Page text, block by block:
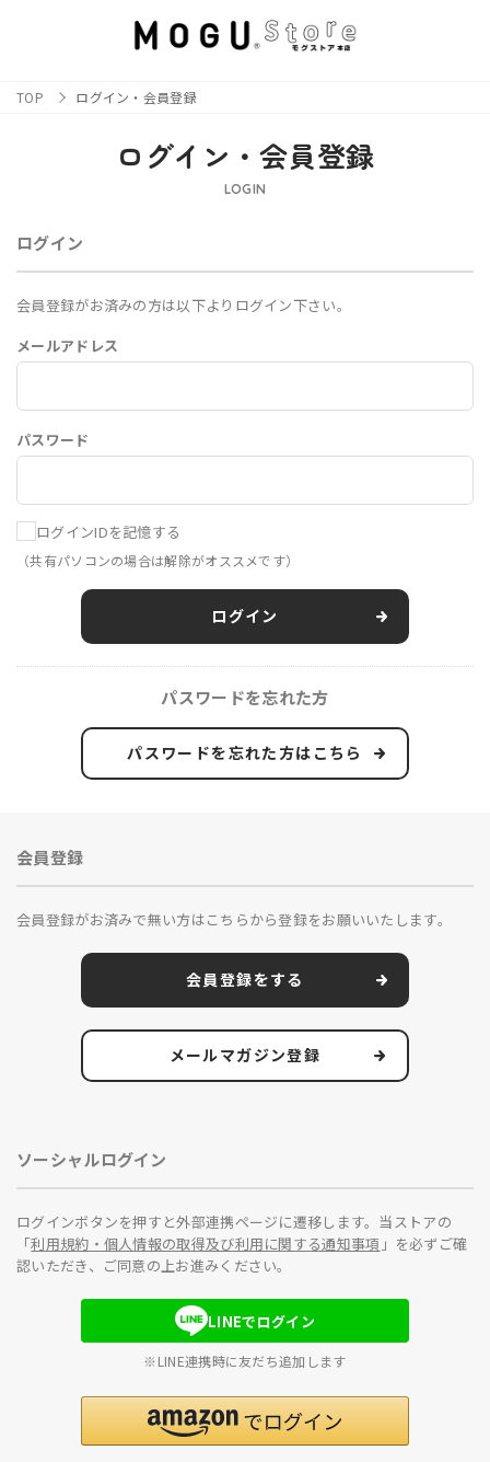
TOP ログイン・会員登録
ログイン・会員登録
LOGIN
ログイン
会員登録がお済みの方は以下よりログイン下さい。
メールアドレス
パスワード
ログインIDを記憶する
（共有パソコンの場合は解除がオススメです）
ログイン
パスワードを忘れた方
パスワードを忘れた方はこちら
会員登録
会員登録がお済みで無い方はこちらから登録をお願いいたします。
会員登録をする
メールマガジン登録
ソーシャルログイン
ログインボタンを押すと外部連携ページに遷移します。当ストアの
「利用規約・個人情報の取得及び利用に関する通知事項 」を必ずご確
認いただき、ご同意の上お進みください。
LINEでログイン
※LINE連携時に友だち追加します